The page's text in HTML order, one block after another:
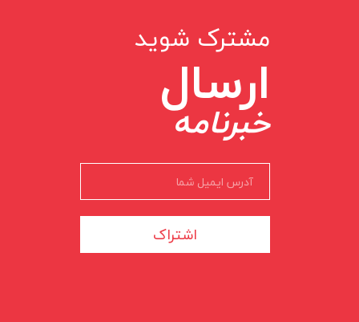
مشترک شوید
ارسال
خبرنامه
اشتراک